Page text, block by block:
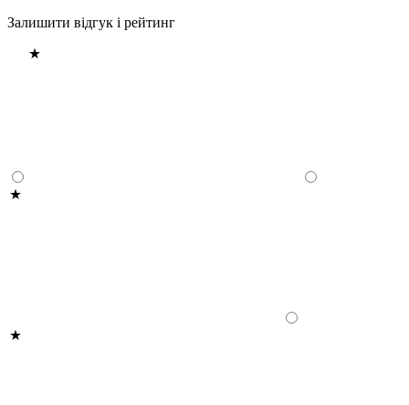
Залишити відгук і рейтинг